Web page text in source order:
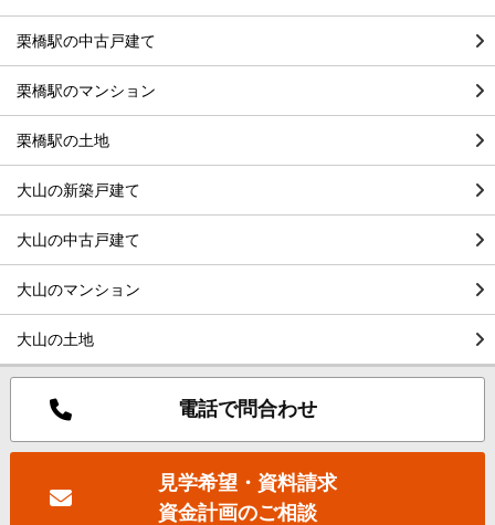
栗橋駅の中古戸建て
栗橋駅のマンション
栗橋駅の土地
大山の新築戸建て
大山の中古戸建て
大山のマンション
大山の土地
電話で問合わせ
見学希望・資料請求
資金計画のご相談